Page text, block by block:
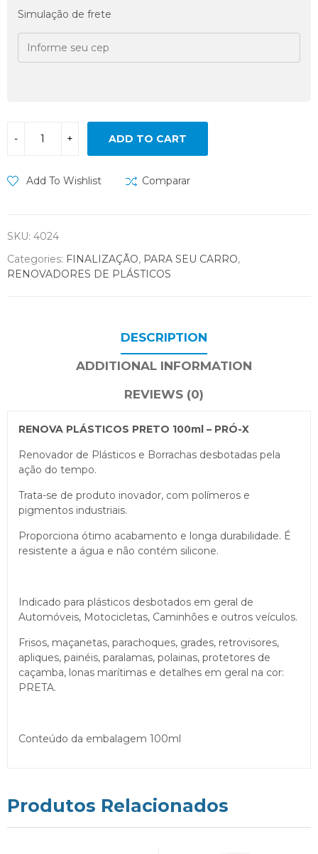
Simulação de frete
ADD TO CART
Add To Wishlist Comparar
SKU: 4024
Categories: FINALIZAÇÃO, PARA SEU CARRO,
RENOVADORES DE PLÁSTICOS
DESCRIPTION
ADDITIONAL INFORMATION
REVIEWS (0)
RENOVA PLÁSTICOS PRETO 100ml – PRÓ-X
Renovador de Plásticos e Borrachas desbotadas pela
ação do tempo.
Trata-se de produto inovador, com polímeros e
pigmentos industriais.
Proporciona ótimo acabamento e longa durabilidade. É
resistente a água e não contém silicone.
Indicado para plásticos desbotados em geral de
Automóveis, Motocicletas, Caminhões e outros veículos.
Frisos, maçanetas, parachoques, grades, retrovisores,
apliques, painéis, paralamas, polainas, protetores de
caçamba, lonas marítimas e detalhes em geral na cor:
PRETA.
Conteúdo da embalagem 100ml
Produtos Relacionados